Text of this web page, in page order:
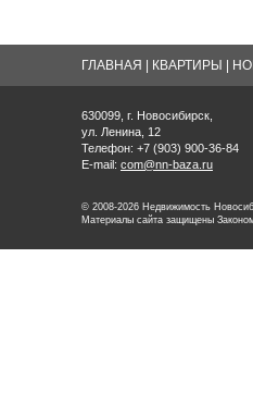
ГЛАВНАЯ КВАРТИРЫ
630099, г. Новосибирск,
ул. Ленина, 12
Телефон: +7 (903) 900-36-84
E-mail: com@nn-baza.ru
© 2008-2026 Недвижимость
Материалы сайта защищены